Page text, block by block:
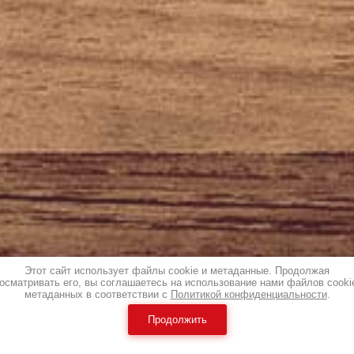
Этот сайт использует файлы cookie и метаданные. Продолжая
его, вы соглашаетесь на использование нами файлов
метаданных в соответствии с Политикой конфиденциальности.
Продолжить